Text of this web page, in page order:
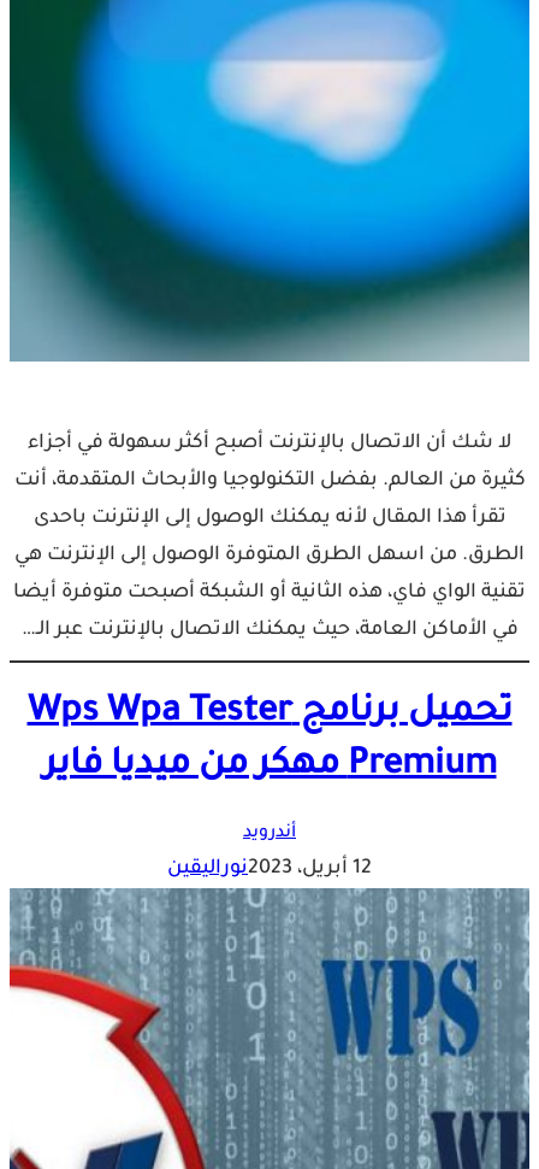
لا شك أن الاتصال بالإنترنت أصبح أكثر سهولة في أجزاء
كثيرة من العالم. بفضل التكنولوجيا والأبحاث المتقدمة، أنت
تقرأ هذا المقال لأنه يمكنك الوصول إلى الإنترنت باحدى
الطرق. ‏من اسهل الطرق المتوفرة الوصول إلى الإنترنت هي
تقنية الواي فاي، ‏هذه الثانية أو الشبكة أصبحت متوفرة أيضا
في الأماكن العامة، ‏حيث يمكنك الاتصال بالإنترنت عبر الـ…
تحميل برنامج Wps Wpa Tester
Premium مهكر من ميديا فاير
أندرويد
12 أبريل، 2023 نوراليقين